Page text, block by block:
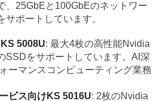
、25GbEと100GbEのネットワー
サポートしています。
5008U: 最大4枚の高性能Nvidia
SSDをサポートしています。AI深
ーマンスコンピューティング業務
ビス向けKS 5016U: 2枚のNvidia